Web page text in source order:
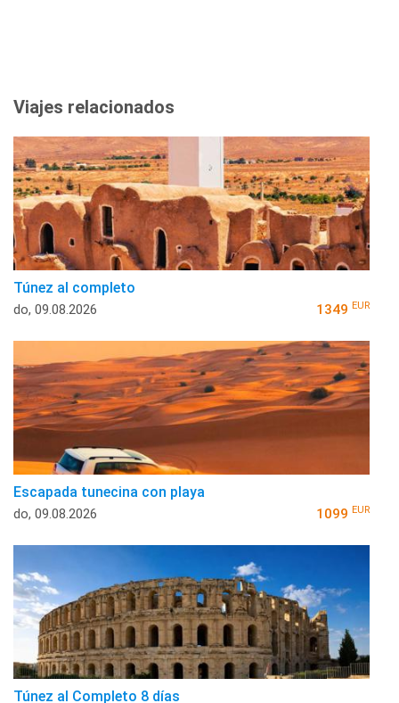
Viajes relacionados
Túnez al completo
do, 09.08.2026 1349 EUR
Escapada tunecina con playa
do, 09.08.2026 1099 EUR
Túnez al Completo 8 días